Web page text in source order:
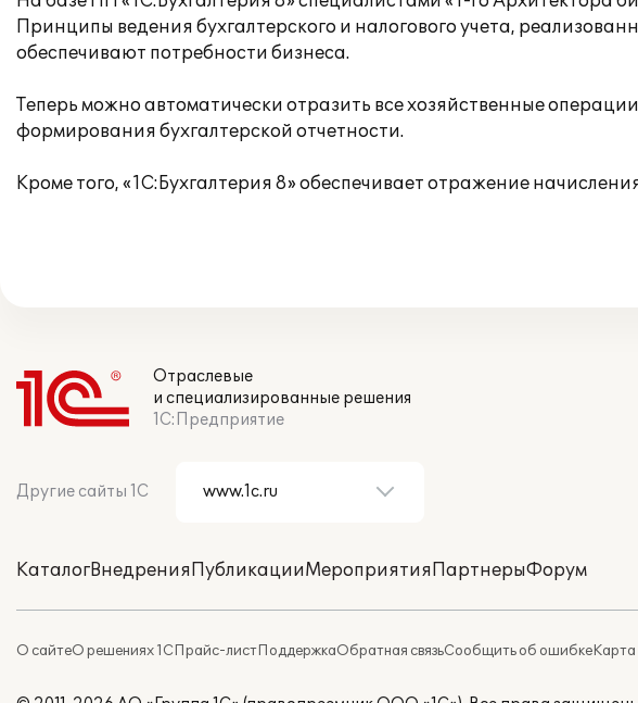
Принципы ведения бухгалтерского и налогового учета,
обеспечивают потребности бизнеса.
Теперь можно автоматически отразить все хозяйственные
формирования бухгалтерской отчетности.
Кроме того, «1С:Бухгалтерия 8» обеспечивает отражение
Отраслевые
и специализированные решения
1С:Предприятие
Другие сайты 1С
КаталогВнедренияПубликацииМероприятияПартнерыФорум
О сайтеО решениях 1СПрайс-листПоддержкаОбратная связьСообщить об ошибке